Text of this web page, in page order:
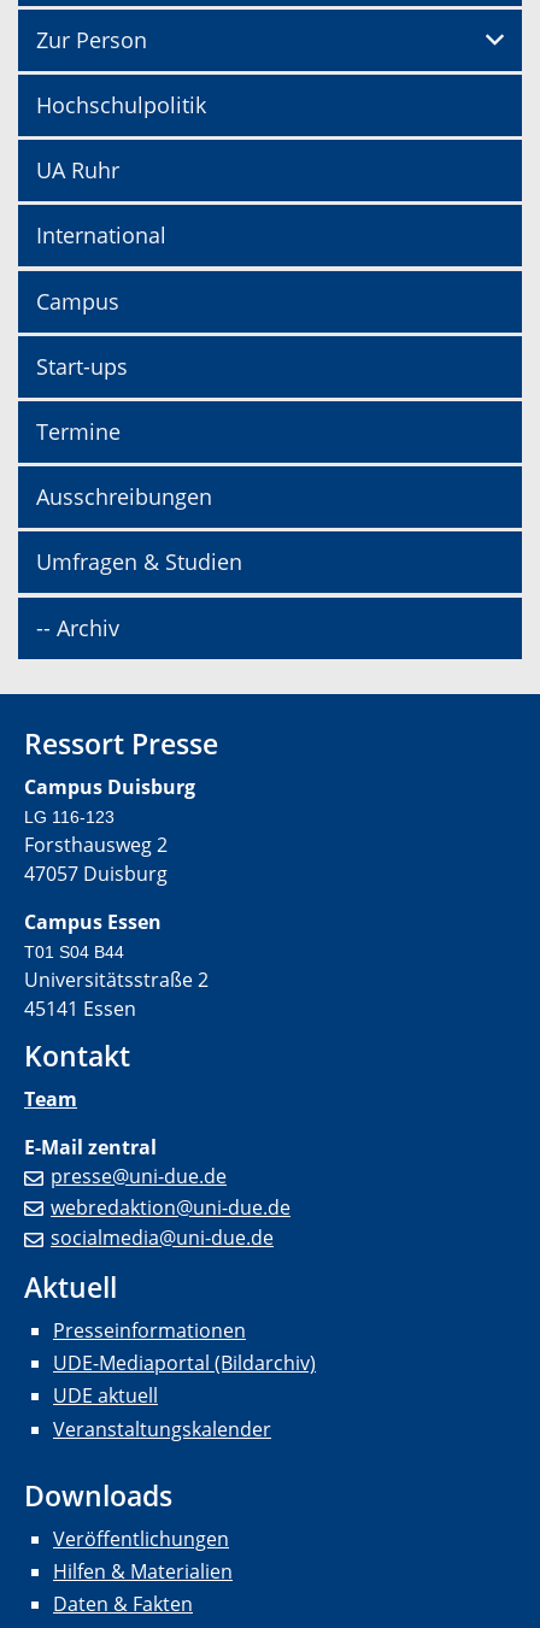
Zur Person
Hochschulpolitik
UA Ruhr
International
Campus
Start-ups
Termine
Ausschreibungen
Umfragen & Studien
-- Archiv
Ressort Presse
Campus Duisburg
LG 116-123
Forsthausweg 2
47057 Duisburg
Campus Essen
T01 S04 B44
Universitätsstraße 2
45141 Essen
Kontakt
Team
E-Mail zentral
presse@uni-due.de
webredaktion@uni-due.de
socialmedia@uni-due.de
Aktuell
Presseinformationen
UDE-Mediaportal (Bildarchiv)
UDE aktuell
Veranstaltungskalender
Downloads
Veröffentlichungen
Hilfen & Materialien
Daten & Fakten